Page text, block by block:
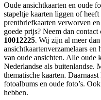
Oude ansichtkaarten en oude
stapeltje kaarten liggen of
prentbriefkaarten verworven
goede prijs? Neem dan
10012225. Wij zijn al meer
ansichtkaartenverzamelaars
van oude ansichten. Alle oude
Nederlandse als buitenlandse.
thematische kaarten.
fotoalbums en oude foto’s.
hebben.